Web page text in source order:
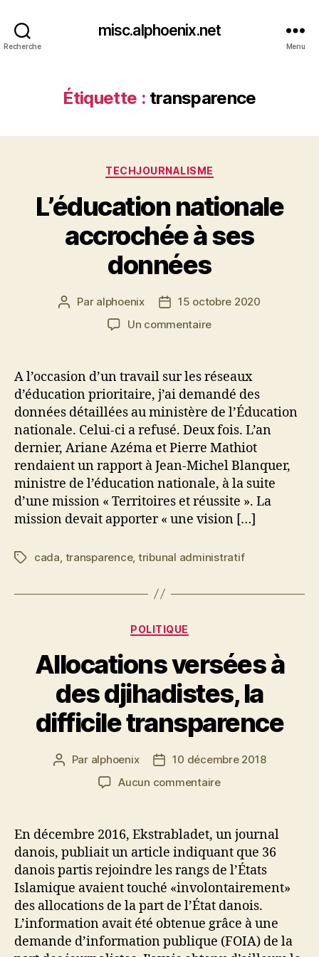
Recherche
misc.alphoenix.net
Menu
Étiquette : transparence
Catégories
TECHJOURNALISME
L’éducation nationale
accrochée à ses
données
Auteur
Par alphoenix
Date15 octobre 2020
Un commentairesur
accrochée
ses
données
A l’occasion d’un travail sur les réseaux
d’éducation prioritaire, j’ai demandé des
données détaillées au ministère de l’Éducation
nationale. Celui-ci a refusé. Deux fois. L’an
dernier, Ariane Azéma et Pierre Mathiot
rendaient un rapport à Jean-Michel Blanquer,
ministre de l’éducation nationale, à la suite
d’une mission « Territoires et réussite ». La
mission devait apporter « une vision […]
Étiquettes
cada transparence, tribunal administratif
Catégories
POLITIQUE
Allocations versées à
des djihadistes, la
difficile transparence
Auteur
Par alphoenix
Date10 décembre 2018
Aucun commentairesur
à
des
djihadistes,
la
difficile
transparence
En décembre 2016, Ekstrabladet, un journal
danois, publiait un article indiquant que 36
danois partis rejoindre les rangs de l’États
Islamique avaient touché «involontairement»
des allocations de la part de l’État danois.
L’information avait été obtenue grâce à une
demande d’information publique (FOIA) de la